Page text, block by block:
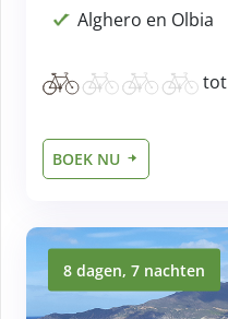
Alghero en Olbia
tot
BOEK NU
8 dagen, 7 nachten